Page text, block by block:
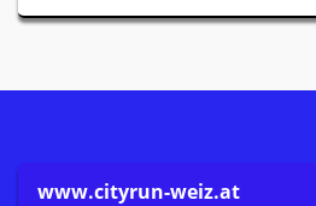
www.cityrun-weiz.at